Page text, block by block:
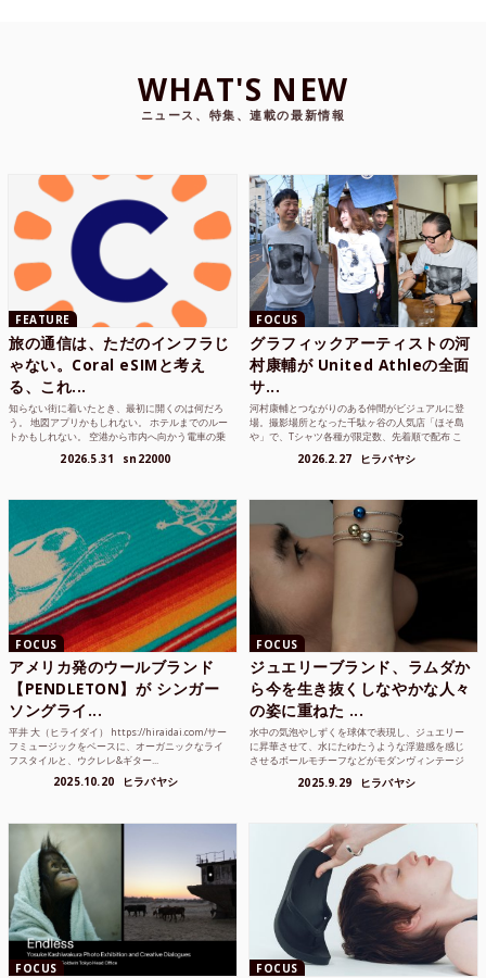
WHAT'S NEW
ニュース、特集、連載の最新情報
FEATURE
旅の通信は、ただのインフラじ
ゃない。Coral eSIMと考え
る、これ...
知らない街に着いたとき、最初に開くのは何だろ
う。 地図アプリかもしれない。 ホテルまでのルー
トかもしれない。 空港から市内へ向かう電車の乗
2026.5.31 sn22000
FOCUS
グラフィックアーティストの河
村康輔が United Athleの全面
サ...
河村康輔とつながりのある仲間がビジュアルに登
場。撮影場所となった千駄ヶ谷の人気店「ほそ島
や」で、Tシャツ各種が限定数、先着順で配布 こ
2026.2.27 ヒラバヤシ
FOCUS
アメリカ発のウールブランド
【PENDLETON】が シンガー
ソングライ...
平井 大（ヒライダイ） https://hiraidai.com/サー
フミュージックをベースに、オーガニックなライ
フスタイルと、ウクレレ&ギター...
2025.10.20 ヒラバヤシ
FOCUS
ジュエリーブランド、ラムダか
ら今を生き抜くしなやかな人々
の姿に重ねた ...
水中の気泡やしずくを球体で表現し、ジュエリー
に昇華させて、水にたゆたうような浮遊感を感じ
させるボールモチーフなどがモダンヴィンテージ
2025.9.29 ヒラバヤシ
FOCUS FOCUS